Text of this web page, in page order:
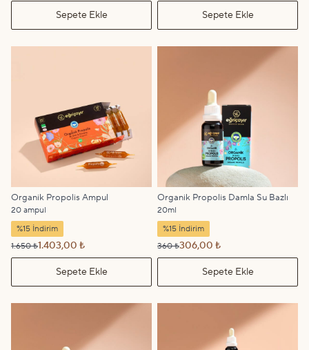
Sepete Ekle Sepete Ekle
Organik Propolis Ampul
20 ampul
%15 İndirim
1.650 ₺1.403,00 ₺
Sepete Ekle
Organik Propolis Damla Su Bazlı
20ml
%15 İndirim
360 ₺306,00 ₺
Sepete Ekle